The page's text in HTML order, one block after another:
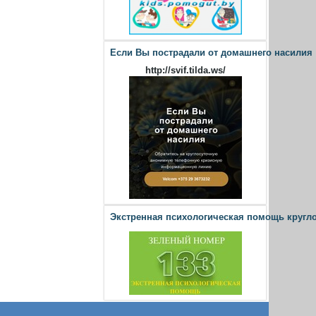
Если Вы пострадали от домашнего насилия
http://svif.tilda.ws/
Экстренная психологическая помощь